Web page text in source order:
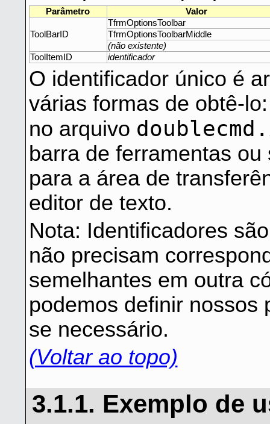
Parâmetro Valor
ToolBarID
TfrmOptionsToolbar
TfrmOptionsToolbarMiddle
(não existente)
ToolItemID
identificador
O identificador único é
várias formas de obtê-
no arquivo
barra de ferramentas
para a área de
editor de texto.
Nota: Identificadores
não precisam
semelhantes em outra
podemos definir nossos
se necessário.
(Voltar ao topo)
3.1.1. Exemplo de